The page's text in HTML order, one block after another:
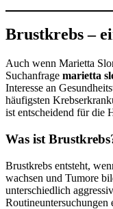
Brustkrebs –
Auch wenn Marietta
Suchanfrage marietta
Interesse an
häufigsten
ist entscheidend für die
Was ist
Brustkrebs entsteht,
wachsen und Tumore
unterschiedlich
Routineuntersuchungen